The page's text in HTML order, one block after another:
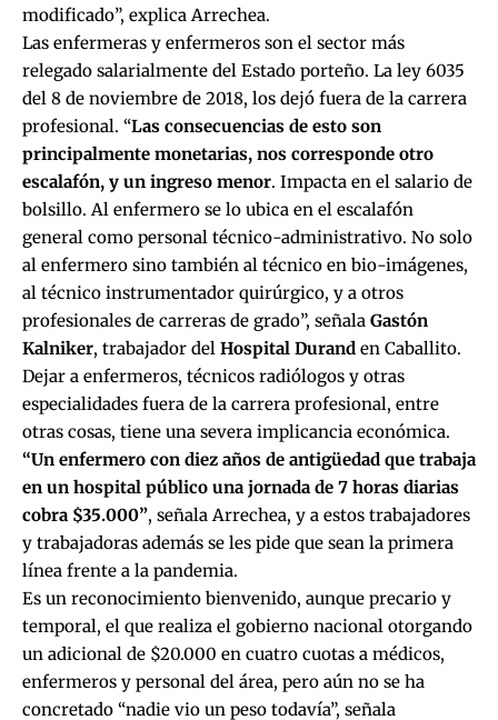
modificado”, explica Arrechea.
Las enfermeras y enfermeros son el sector más
relegado salarialmente del Estado porteño. La ley 6035
del 8 de noviembre de 2018, los dejó fuera de la carrera
profesional. “Las consecuencias de esto son
principalmente monetarias, nos corresponde otro
escalafón, y un ingreso menor. Impacta en el salario de
bolsillo. Al enfermero se lo ubica en el escalafón
general como personal técnico-administrativo. No solo
al enfermero sino también al técnico en bio-imágenes,
al técnico instrumentador quirúrgico, y a otros
profesionales de carreras de grado”, señala Gastón
Kalniker, trabajador del Hospital Durand en Caballito.
Dejar a enfermeros, técnicos radiólogos y otras
especialidades fuera de la carrera profesional, entre
otras cosas, tiene una severa implicancia económica.
“Un enfermero con diez años de antigüedad que trabaja
en un hospital público una jornada de 7 horas diarias
cobra $35.000”, señala Arrechea, y a estos trabajadores
y trabajadoras además se les pide que sean la primera
línea frente a la pandemia.
Es un reconocimiento bienvenido, aunque precario y
temporal, el que realiza el gobierno nacional otorgando
un adicional de $20.000 en cuatro cuotas a médicos,
enfermeros y personal del área, pero aún no se ha
concretado “nadie vio un peso todavía”, señala